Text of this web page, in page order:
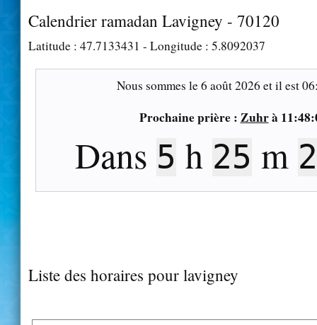
Calendrier ramadan Lavigney - 70120
Latitude : 47.7133431 - Longitude : 5.8092037
Nous sommes le6 août 2026 et il est
Prochaine prière : Zuhrà
Dans 5 h 25 m
Liste des horaires pour lavigney